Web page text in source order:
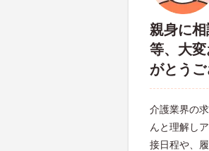
親身に
等、大
がとうご
介護業界の
んと理解し
接日程や、